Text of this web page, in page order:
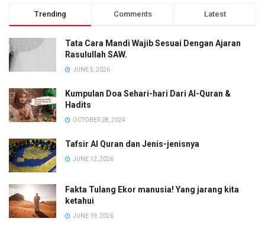
Trending Comments Latest
Tata Cara Mandi Wajib Sesuai Dengan Ajaran
Rasulullah SAW.
JUNE 5, 2026
Kumpulan Doa Sehari-hari Dari Al-Quran &
Hadits
OCTOBER 28, 2024
Tafsir Al Quran dan Jenis-jenisnya
JUNE 12, 2026
Fakta Tulang Ekor manusia! Yang jarang kita
ketahui
JUNE 19, 2026